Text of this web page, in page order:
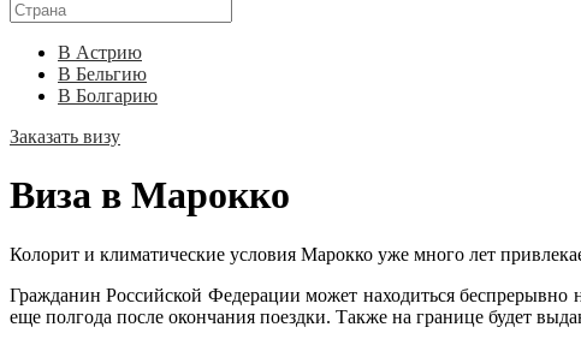
В Астрию
В Бельгию
В Болгарию
Заказать визу
Виза в Марокко
Колорит и климатические условия Марокко уже много лет
Гражданин Российской Федерации может находиться беспрерывно
еще полгода после окончания поездки. Также на границе будет